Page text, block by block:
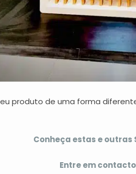
produto de uma forma
Conheça estas e outras
Entre em